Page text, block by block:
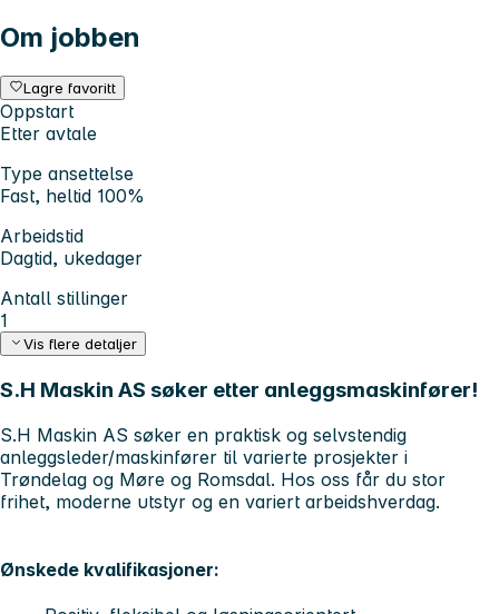
Om jobben
Lagre favoritt
Oppstart
Etter avtale
Type ansettelse
Fast, heltid 100%
Arbeidstid
Dagtid, ukedager
Antall stillinger
1
Vis flere detaljer
S.H Maskin AS søker etter anleggsmaskinfører!
S.H Maskin AS søker en praktisk og selvstendig
anleggsleder/maskinfører til varierte prosjekter i
Trøndelag og Møre og Romsdal. Hos oss får du stor
frihet, moderne utstyr og en variert arbeidshverdag.
Ønskede kvalifikasjoner: